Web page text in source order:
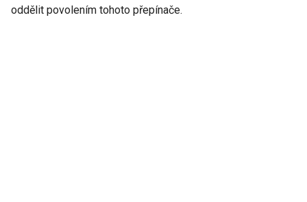
oddělit povolením tohoto přepínače.